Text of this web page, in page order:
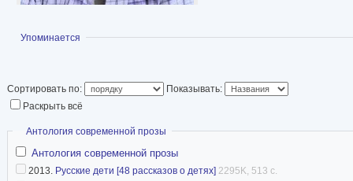
переведены на
сербохорватский,
Статья в Википедии
библиография (Фантлаб)
Показать
Упоминается
Сортировать по:
Показывать:
Раскрыть всё
Скрыть
Антология современной прозы
Антология современной прозы
2013. Русские дети [48 рассказов о детях] 2295K, 513 с.